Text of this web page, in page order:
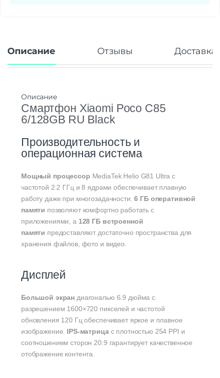
NFC
есть
Навигация
Навигация GPS, GLONASS, Beidou, Galileo, QZSS
Дополнительно
Оперативная Память
Описание Отзывы Доставка
Описание
Смартфон Xiaomi Poco C85
6/128GB RU Black
Производительность и
операционная система
Мощный процессор MediaTek Helio G81 Ultra с
частотой 2.2 ГГц и 8 ядрами обеспечивает плавную
работу даже при многозадачности.6 ГБ оперативной
памяти позволяют комфортно работать с
приложениями, а 128 ГБ встроенной
памяти предоставляют достаточно пространства для
хранения файлов, фото и видео.
Дисплей
Большой экран диагональю 6.9 дюйма с
разрешением 1600×720 пикселей и частотой
обновления 120 Гц обеспечивает яркое и плавное
изображение. IPS-матрицас плотностью 254 PPI и
соотношением сторон 20:9 гарантирует качественное
отображение контента.